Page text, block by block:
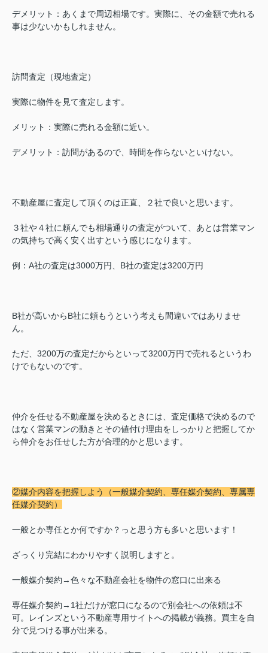
デメリット：あくまで周辺相場です。実際に、その金額で売れる
事は少ないかもしれません。
訪問査定（現地査定）
実際に物件を見て査定します。
メリット：実際に売れる金額に近い。
デメリット：訪問があるので、時間を作らないといけない。
不動産屋に査定して頂くのは正直、２社で良いと思います。
３社や４社に頼んでも相場通りの査定がついて、あとは営業マン
の気持ちで高く安く出すという感じになります。
例：A社の査定は3000万円、B社の査定は3200万円
B社が高いからB社に頼もうという考えも間違いではありませ
ん。
ただ、3200万の査定だからといって3200万円で売れるというわ
けでもないのです。
仲介を任せる不動産屋を決めるときには、査定価格で決めるので
はなく営業マンの動きとその値付け理由をしっかりと把握してか
ら仲介をお任せした方が合理的かと思います。
②媒介内容を把握しよう（一般媒介契約、専任媒介契約、専属専
任媒介契約）
一般とか専任とか何ですか？っと思う方も多いと思います！
ざっくり完結にわかりやすく説明しますと。
一般媒介契約→色々な不動産会社を物件の窓口に出来る
専任媒介契約→1社だけが窓口になるので別会社への依頼は不
可。レインズという不動産専用サイトへの掲載が義務。買主を自
分で見つける事が出来る。